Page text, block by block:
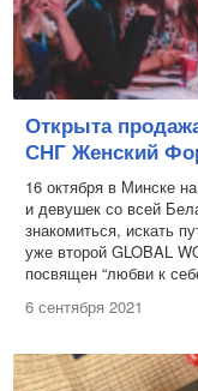
Открыта
СНГ Женский
16 октября в Минске
и девушек со всей
знакомиться, искать
уже второй GLOBAL
посвящен “любви к
6 сентября 2021